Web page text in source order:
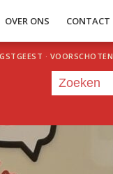
OVER ONS CONTACT
· VOORSCHOTEN